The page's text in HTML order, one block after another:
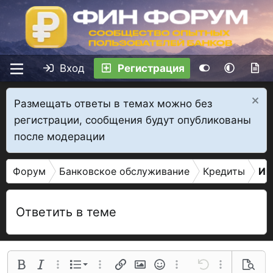
Вход Регистрация
Размещать ответы в темах можно без
регистрации, сообщения будут опубликованы
после модерации
Форум Банковское обслуживание Кредиты
Ответить в теме
Полужирный
КурсивДополнительные параметры...
Список
Нумерованный список
Дополнительные параметры...
СсылкаИзображение
СмайлыДополнительные
Отменить